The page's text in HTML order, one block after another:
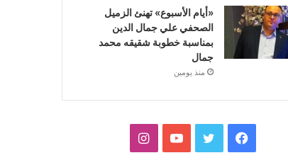
«أيام الأسبوع» تهنئ الزميل
الصحفي علي جمال الدين
بمناسبة خطوبة شقيقه محمد
جمال
منذ يومين
فيسبوكتويتر يوتيوبانستقرام